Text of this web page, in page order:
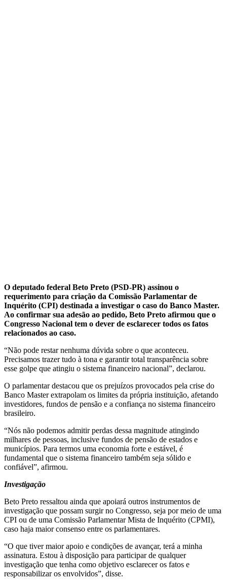
O deputado federal Beto Preto (PSD-PR) assinou o
requerimento para criação da Comissão Parlamentar de
Inquérito (CPI) destinada a investigar o caso do Banco Master.
Ao confirmar sua adesão ao pedido, Beto Preto afirmou que o
Congresso Nacional tem o dever de esclarecer todos os fatos
relacionados ao caso.
“Não pode restar nenhuma dúvida sobre o que aconteceu.
Precisamos trazer tudo à tona e garantir total transparência sobre
esse golpe que atingiu o sistema financeiro nacional”, declarou.
O parlamentar destacou que os prejuízos provocados pela crise do
Banco Master extrapolam os limites da própria instituição, afetando
investidores, fundos de pensão e a confiança no sistema financeiro
brasileiro.
“Nós não podemos admitir perdas dessa magnitude atingindo
milhares de pessoas, inclusive fundos de pensão de estados e
municípios. Para termos uma economia forte e estável, é
fundamental que o sistema financeiro também seja sólido e
confiável”, afirmou.
Investigação
Beto Preto ressaltou ainda que apoiará outros instrumentos de
investigação que possam surgir no Congresso, seja por meio de uma
CPI ou de uma Comissão Parlamentar Mista de Inquérito (CPMI),
caso haja maior consenso entre os parlamentares.
“O que tiver maior apoio e condições de avançar, terá a minha
assinatura. Estou à disposição para participar de qualquer
investigação que tenha como objetivo esclarecer os fatos e
responsabilizar os envolvidos”, disse.